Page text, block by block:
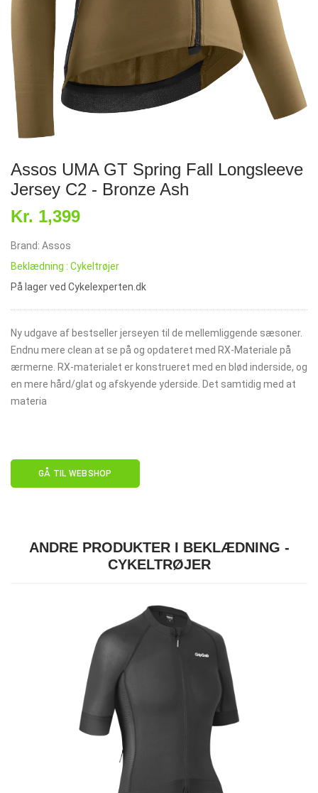
Assos UMA GT Spring Fall Longsleeve
Jersey C2 - Bronze Ash
Kr. 1,399
Brand: Assos
Beklædning : Cykeltrøjer
På lager ved Cykelexperten.dk
Ny udgave af bestseller jerseyen til de mellemliggende sæsoner.
Endnu mere clean at se på og opdateret med RX-Materiale på
ærmerne. RX-materialet er konstrueret med en blød inderside, og
en mere hård/glat og afskyende yderside. Det samtidig med at
materia
GÅ TIL WEBSHOP
ANDRE PRODUKTER I BEKLÆDNING -
CYKELTRØJER